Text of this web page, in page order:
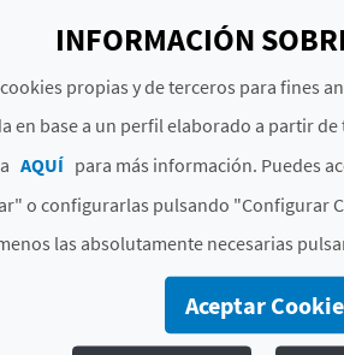
#CARACTERÍSTICAS
Mapa
INFORMACIÓN
propias y de terceros para fines
en base a un perfil elaborado a partir
AQUÍ para más información. Puedes
o configurarlas pulsando "Configurar
las absolutamente necesarias
Aceptar